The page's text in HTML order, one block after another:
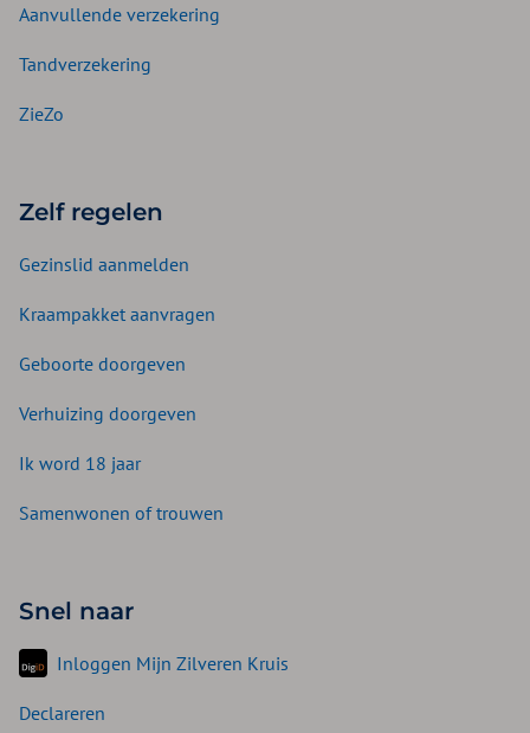
Aanvullende verzekering
Tandverzekering
ZieZo
Zelf regelen
Gezinslid aanmelden
Kraampakket aanvragen
Geboorte doorgeven
Verhuizing doorgeven
Ik word 18 jaar
Samenwonen of trouwen
Snel naar
Inloggen Mijn Zilveren Kruis
Declareren